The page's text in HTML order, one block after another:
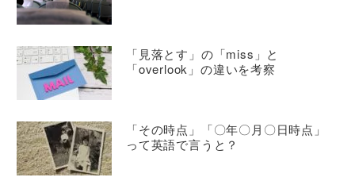
「見落とす」の「miss」と
「overlook」の違いを考察
「その時点」「〇年〇月〇日時点」
って英語で言うと？